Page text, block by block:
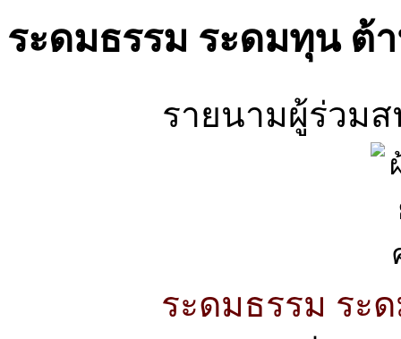
ระดมธรรม ระดมทุน ต้
รายนามผู้ร่วม
ระดมธรรม ระ